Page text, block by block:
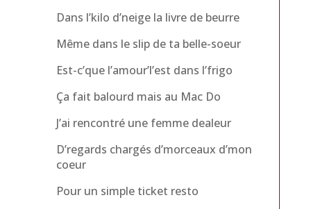
Dans l’kilo d’neige la livre de beurre
Même dans le slip de ta belle-soeur
Est-c’que l’amour’l’est dans l’frigo
Ça fait balourd mais au Mac Do
J’ai rencontré une femme dealeur
D’regards chargés d’morceaux d’mon
coeur
Pour un simple ticket resto